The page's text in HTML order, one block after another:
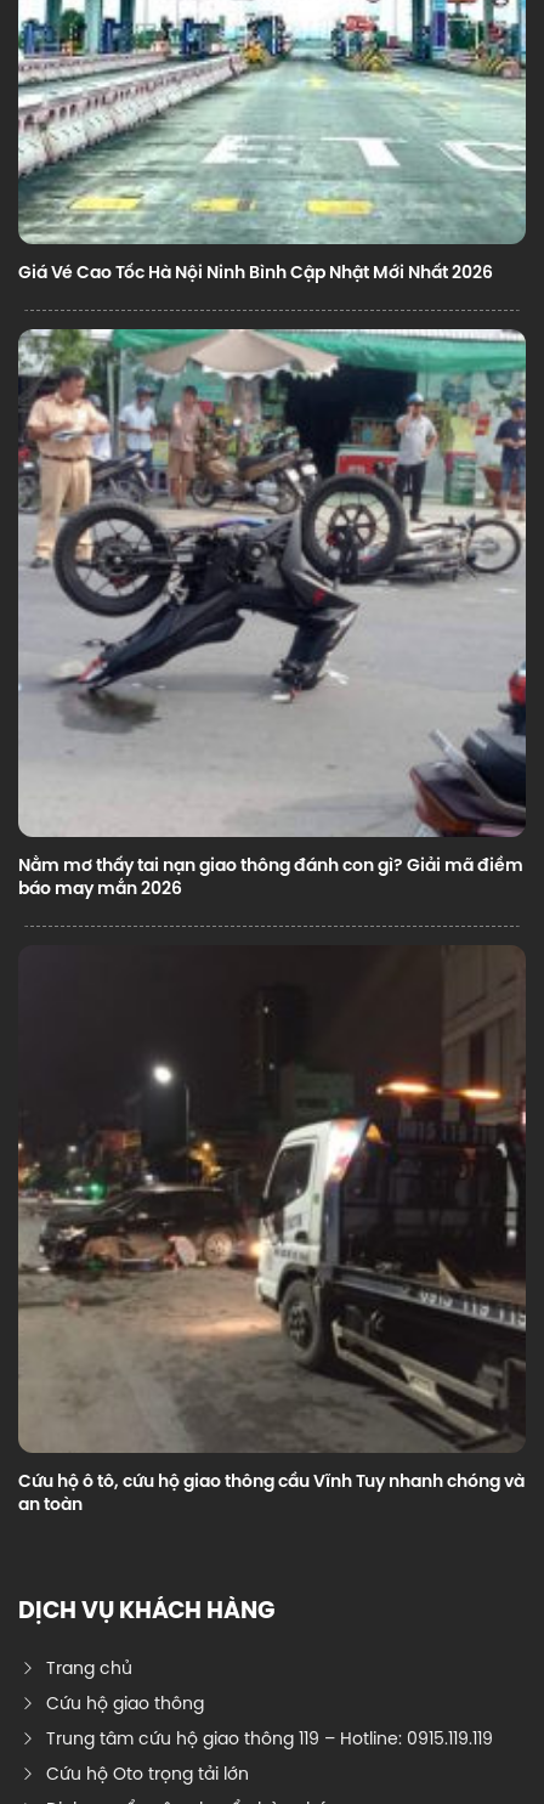
Giá Vé Cao Tốc Hà Nội Ninh Bình Cập Nhật Mới Nhất 2026
Nằm mơ thấy tai nạn giao thông đánh con gì? Giải mã điềm
báo may mắn 2026
Cứu hộ ô tô, cứu hộ giao thông cầu Vĩnh Tuy nhanh chóng và
an toàn
DỊCH VỤ KHÁCH HÀNG
Trang chủ
Cứu hộ giao thông
Trung tâm cứu hộ giao thông 119 – Hotline: 0915.119.119
Cứu hộ Oto trọng tải lớn